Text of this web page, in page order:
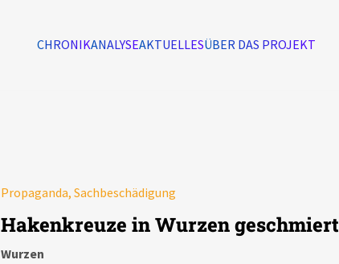
CHRONIKANALYSEAKTUELLESÜBER DAS PROJEKT
Propaganda, Sachbeschädigung
Hakenkreuze in Wurzen geschmiert
Wurzen
Ereignisse